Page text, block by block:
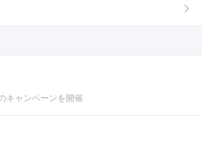
キャンペーンを開催